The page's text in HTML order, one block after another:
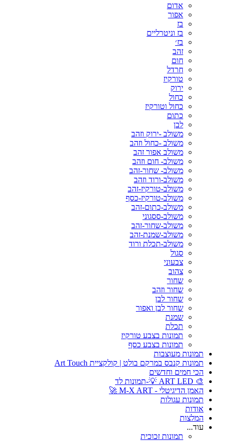
אדום
אפור
בז
בז וניטרליים
בז׳
זהב
חום
חרדל
טורקיז
ירוק
כחול
כחול וטורקיז
כתום
לבן
משולב -ירוק וזהב
משולב -כחול וזהב
משולב אפור זהב
משולב- חום וזהב
משולב- שחור-זהב
משולב-ורוד וזהב
משולב-טורקיז-זהב
משולב-טורקיז-כסף
משולב-כתום-זהב
משולב-ססגוני
משולב-שחור-זהב
משולב-שמנת-זהב
משולב-תכלת ורוד
סגול
צבעוני
צהוב
שחור
שחור וזהב
שחור לבן
שחור לבן ואפור
שמנת
תכלת
תמונות בצבע טורקיז
תמונות בצבע כסף
תמונות מעוצבות
תמונות קנבס במרקם בולט | קולקציית Art Touch
הכי חמים וחדשים
🎨 ART LED 💡-תמונות לד
האמן הדיגיטלי - M-X ART 🚀
תמונות עגולות
אודות
המלצות
עוד...
תמונות זכוכית